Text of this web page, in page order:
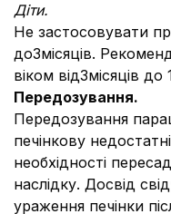
Діти.
Не застосовувати
до3місяців.
віком від3місяців до
Передозування.
Передозування
печінкову
необхідності
наслідку. Досвід
ураження печінки